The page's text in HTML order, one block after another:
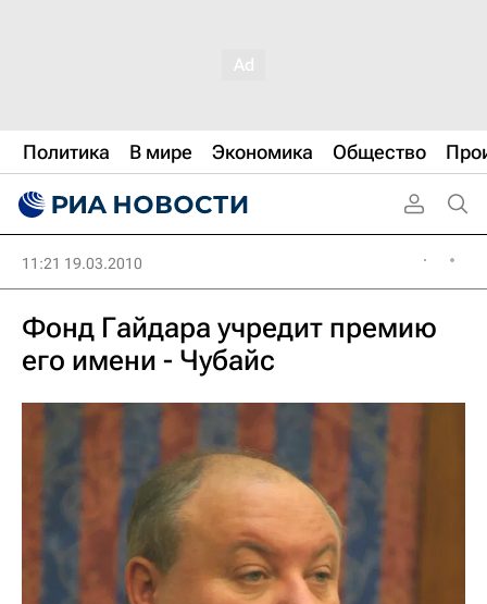
Политика В мире Экономика Общество
11:21 19.03.2010
Фонд Гайдара учредит премию
его имени - Чубайс